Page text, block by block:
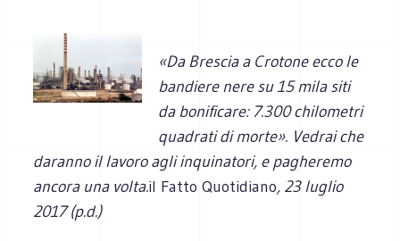
«Da Brescia a Crotone ecco le
bandiere nere su 15 mila siti
da bonificare: 7.300 chilometri
quadrati di morte». Vedrai che
daranno il lavoro agli inquinatori, e pagheremo
ancora una volta.il Fatto Quotidiano, 23 luglio
2017 (p.d.)